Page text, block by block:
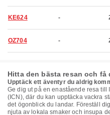
KE624 -
OZ704 -
Hitta den bästa resan och
Upptäck ett äventyr du aldrig
Ge dig ut på en enastående resa
(ICN), där du kan upptäcka vackra
det ögonblick du landar. Föreställ
njuta av lokala smaker och insupa